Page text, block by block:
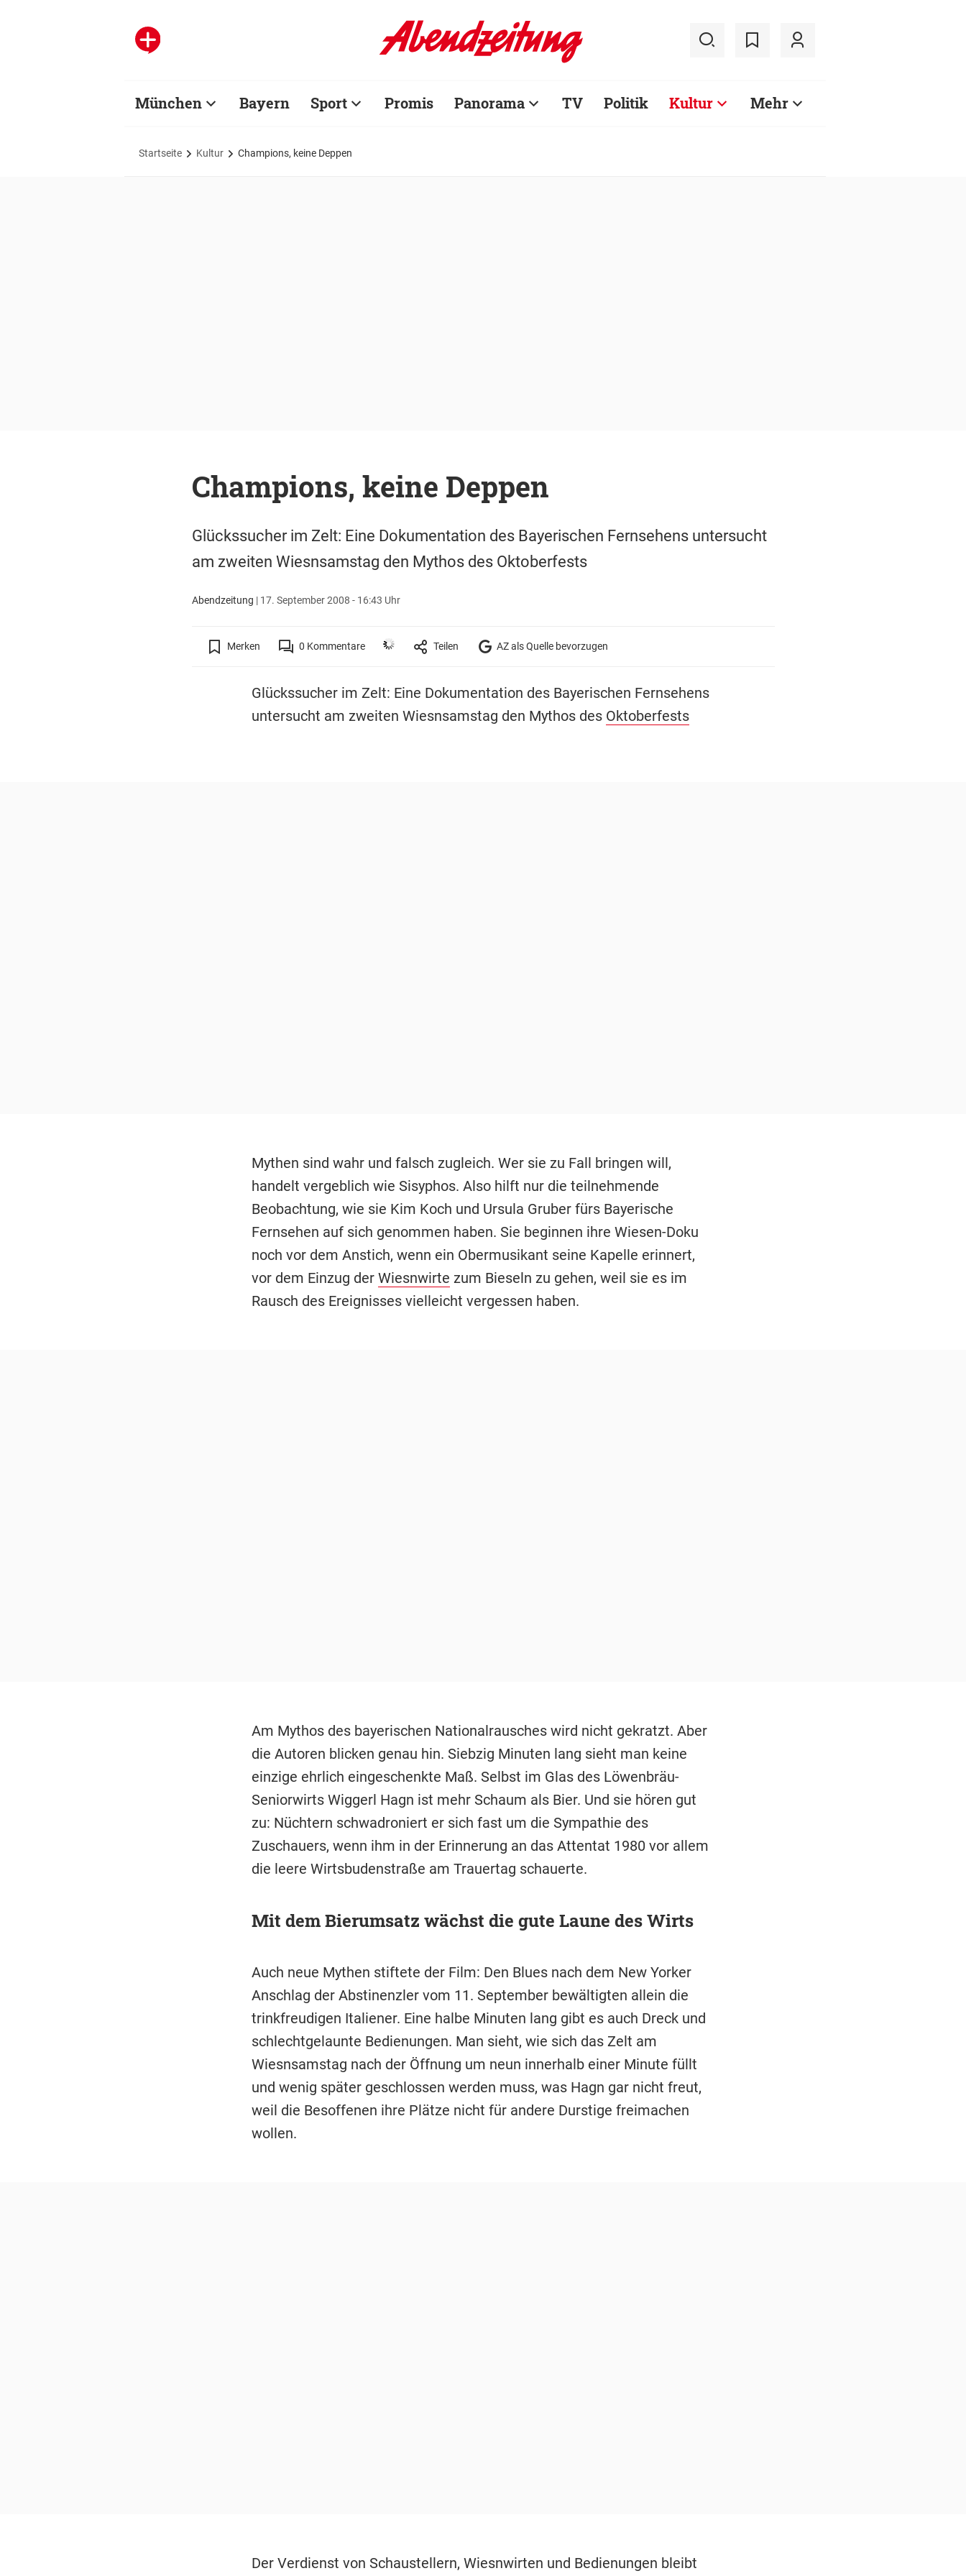
München Bayern Sport Promis Panorama TV Politik Kultur Mehr
Startseite Kultur Champions, keine Deppen
Champions, keine Deppen
Glückssucher im Zelt: Eine Dokumentation des Bayerischen Fernsehens untersucht
am zweiten Wiesnsamstag den Mythos des Oktoberfests
Abendzeitung | 17. September 2008 - 16:43 Uhr
Merken 0 Kommentare Teilen AZ als Quelle bevorzugen
Glückssucher im Zelt: Eine Dokumentation des Bayerischen Fernsehens
untersucht am zweiten Wiesnsamstag den Mythos des Oktoberfests
Mythen sind wahr und falsch zugleich. Wer sie zu Fall bringen will,
handelt vergeblich wie Sisyphos. Also hilft nur die teilnehmende
Beobachtung, wie sie Kim Koch und Ursula Gruber fürs Bayerische
Fernsehen auf sich genommen haben. Sie beginnen ihre Wiesen-Doku
noch vor dem Anstich, wenn ein Obermusikant seine Kapelle erinnert,
vor dem Einzug der Wiesnwirte zum Bieseln zu gehen, weil sie es im
Rausch des Ereignisses vielleicht vergessen haben.
Am Mythos des bayerischen Nationalrausches wird nicht gekratzt. Aber
die Autoren blicken genau hin. Siebzig Minuten lang sieht man keine
einzige ehrlich eingeschenkte Maß. Selbst im Glas des Löwenbräu-
Seniorwirts Wiggerl Hagn ist mehr Schaum als Bier. Und sie hören gut
zu: Nüchtern schwadroniert er sich fast um die Sympathie des
Zuschauers, wenn ihm in der Erinnerung an das Attentat 1980 vor allem
die leere Wirtsbudenstraße am Trauertag schauerte.
Mit dem Bierumsatz wächst die gute Laune des Wirts
Auch neue Mythen stiftete der Film: Den Blues nach dem New Yorker
Anschlag der Abstinenzler vom 11. September bewältigten allein die
trinkfreudigen Italiener. Eine halbe Minuten lang gibt es auch Dreck und
schlechtgelaunte Bedienungen. Man sieht, wie sich das Zelt am
Wiesnsamstag nach der Öffnung um neun innerhalb einer Minute füllt
und wenig später geschlossen werden muss, was Hagn gar nicht freut,
weil die Besoffenen ihre Plätze nicht für andere Durstige freimachen
wollen.
Der Verdienst von Schaustellern, Wiesnwirten und Bedienungen bleibt